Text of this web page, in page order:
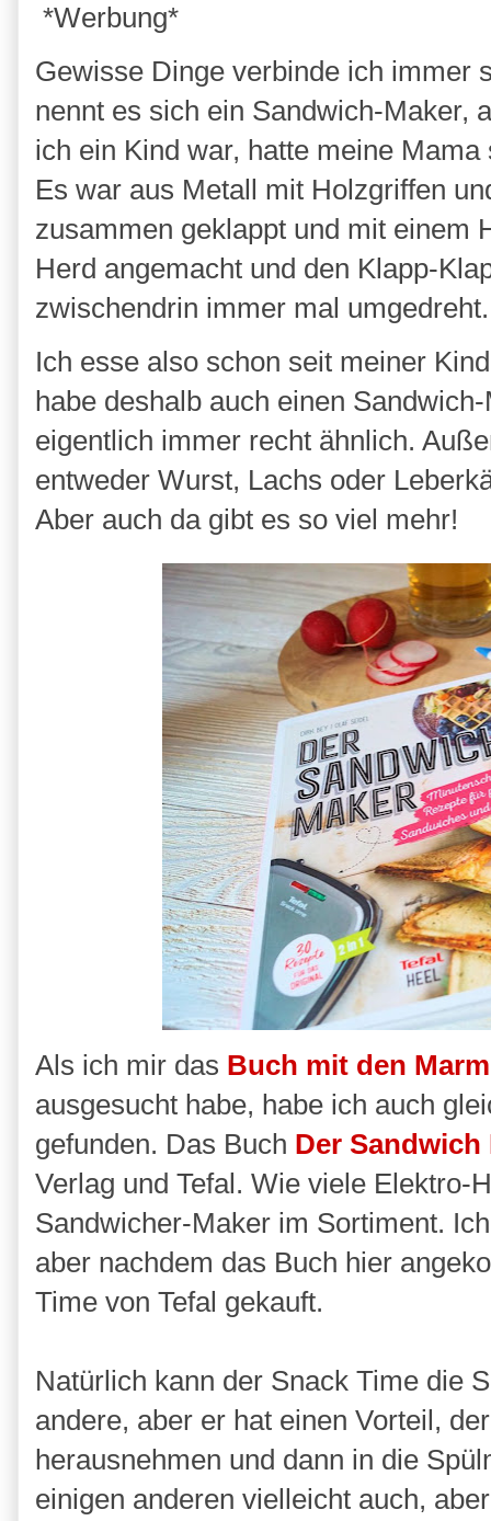
*Werbung*
Gewisse Dinge verbinde ich immer
nennt es sich ein Sandwich-Maker,
ich ein Kind war, hatte meine
Es war aus Metall mit Holzgriffen
zusammen geklappt und mit einem
Herd angemacht und den Klapp-
zwischendrin immer mal
Ich esse also schon seit meiner
habe deshalb auch einen
eigentlich immer recht ähnlich.
entweder Wurst, Lachs oder
Aber auch da gibt es so viel mehr!
Als ich mir das Buch mit den
ausgesucht habe, habe ich auch
gefunden. Das Buch Der Sandwich
Verlag und Tefal. Wie viele Elektro-
Sandwicher-Maker im Sortiment.
aber nachdem das Buch hier
Time von Tefal gekauft.
Natürlich kann der Snack Time die
andere, aber er hat einen Vorteil,
herausnehmen und dann in die
einigen anderen vielleicht auch,